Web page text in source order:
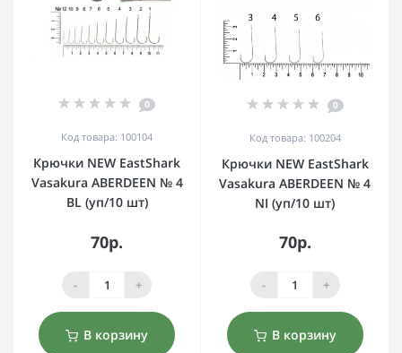
0
Код товара: 100104
Крючки NEW EastShark
Vasakura ABERDEEN № 4
BL (уп/10 шт)
70р.
- +
В корзину
0
Код товара: 100204
Крючки NEW EastShark
Vasakura ABERDEEN № 4
NI (уп/10 шт)
70р.
- +
В корзину